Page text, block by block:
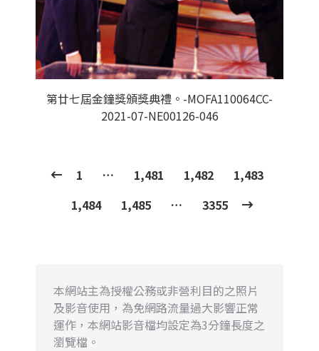
第廿七屆金鐘獎頒獎典禮。-MOFA110064CC-
2021-07-NE00126-046
1 … 1,481 1,482
1,483
1,484
1,485 … 3355
本網站主為授權公務或非營利目的之照片
及影音使用，為免網路流量過大影響正常
運作，本網站影音檔均設定為3分鐘長度之
瀏覽檔。